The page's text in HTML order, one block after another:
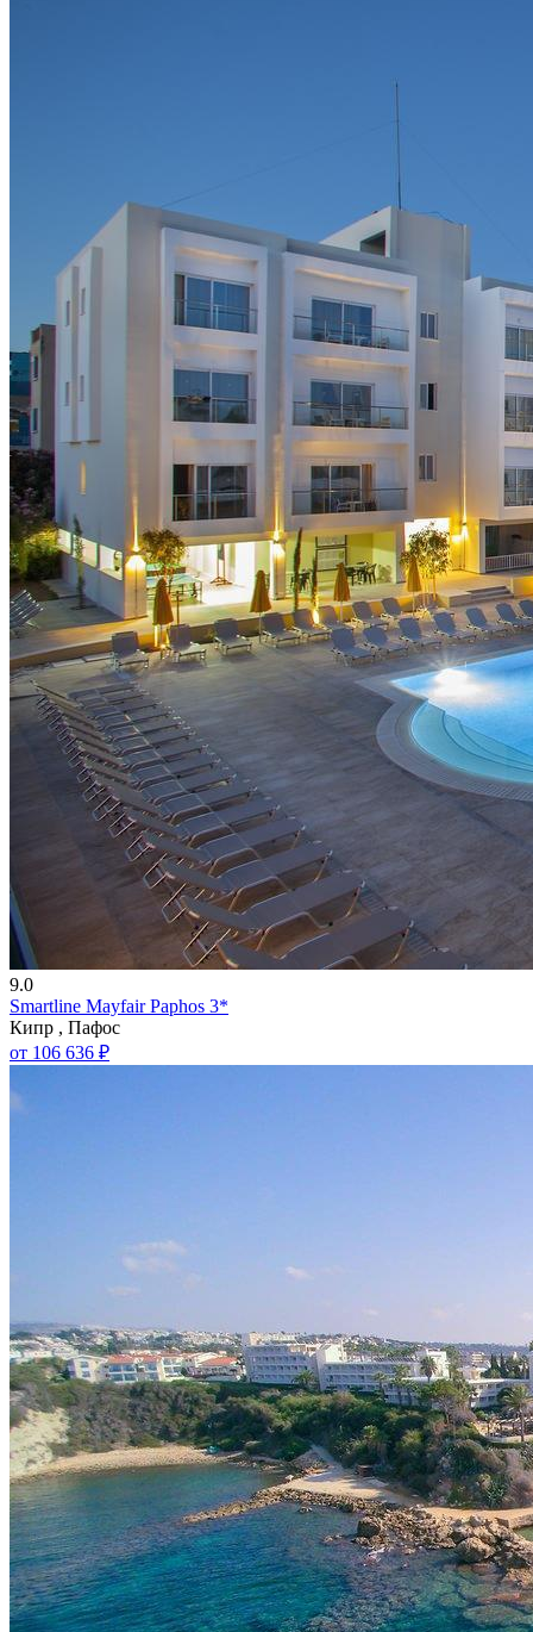
9.0
Smartline Mayfair Paphos 3*
Кипр , Пафос
от 106 636 ₽